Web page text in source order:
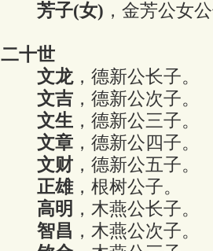
芳子(女) ，金芳公女
二十世
文龙，德新公长子。
文吉 ，德新公次子。
文生 ，德新公三子。
文章 ，德新公四子。
文财 ，德新公五子。
正雄，根树公子。
高明 ，木燕公长子。
智昌 ，木燕公次子。